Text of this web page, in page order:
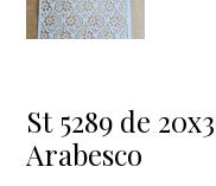
St 5289 de
Arabesco